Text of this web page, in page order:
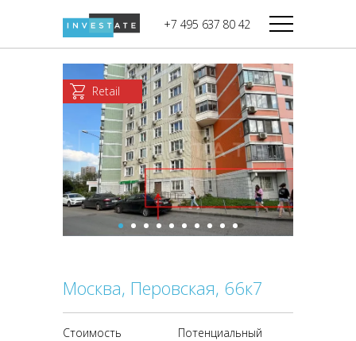
+7 495 637 80 42
Дикси
Верный
Мираторг
Магнолия
В башне
Башня Федерация-II
Запад
Башня Федерация-I
Восток
Город Столиц,
Северный блок
Город Столиц,
Южный блок
Retail
Москва, Перовская, 66к7
Стоимость
Потенциальный